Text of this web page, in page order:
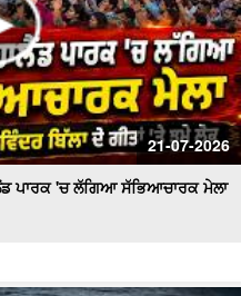
21-07-2026
ਪਾਰਕ 'ਚ ਲੱਗਿਆ ਸੱਭਿਆਚਾਰਕ ਮੇਲਾ